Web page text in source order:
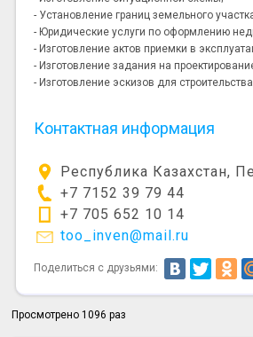
- Установление границ земельного
- Юридические услуги по оформлению
- Изготовление актов приемки в
- Изготовление задания на
- Изготовление эскизов для
Контактная информация
Республика Казахстан,
+7 7152 39 79 44
+7 705 652 10 14
too_inven@mail.ru
Поделиться с друзьями:
Просмотрено 1096 раз